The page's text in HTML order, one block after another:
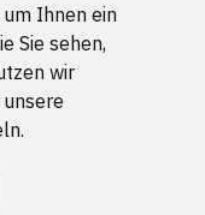
Ihnen ein
Sie sehen,
wir